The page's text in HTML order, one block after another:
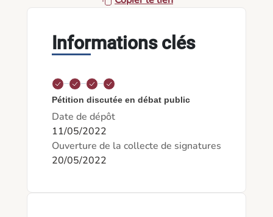
Informations clés
Pétition discutée en débat public
Date de dépôt
11/05/2022
Ouverture de la collecte de signatures
20/05/2022